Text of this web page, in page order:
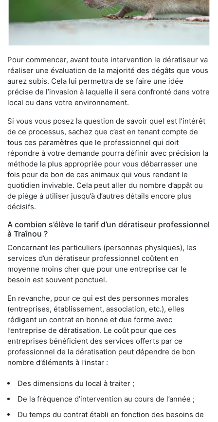
Pour commencer, avant toute intervention le dératiseur va
réaliser une évaluation de la majorité des dégâts que vous
aurez subis. Cela lui permettra de se faire une idée
précise de l’invasion à laquelle il sera confronté dans votre
local ou dans votre environnement.
Si vous vous posez la question de savoir quel est l’intérêt
de ce processus, sachez que c’est en tenant compte de
tous ces paramètres que le professionnel qui doit
répondre à votre demande pourra définir avec précision la
méthode la plus appropriée pour vous débarrasser une
fois pour de bon de ces animaux qui vous rendent le
quotidien invivable. Cela peut aller du nombre d’appât ou
de piège à utiliser jusqu’à d’autres détails encore plus
décisifs.
A combien s’élève le tarif d’un dératiseur professionnel
à Traînou ?
Concernant les particuliers (personnes physiques), les
services d’un dératiseur professionnel coûtent en
moyenne moins cher que pour une entreprise car le
besoin est souvent ponctuel.
En revanche, pour ce qui est des personnes morales
(entreprises, établissement, association, etc.), elles
rédigent un contrat en bonne et due forme avec
l’entreprise de dératisation. Le coût pour que ces
entreprises bénéficient des services offerts par ce
professionnel de la dératisation peut dépendre de bon
nombre d’éléments à l'instar :
Des dimensions du local à traiter ;
De la fréquence d’intervention au cours de l’année ;
Du temps du contrat établi en fonction des besoins de